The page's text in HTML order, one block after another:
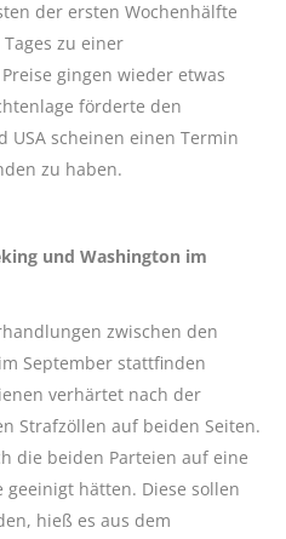
der ersten Wochenhälfte
zu einer
gingen wieder etwas
förderte den
USA scheinen einen Termin
zu haben.
und Washington im
zwischen den
September stattfinden
verhärtet nach der
Strafzöllen auf beiden Seiten.
die beiden Parteien auf eine
geeinigt hätten. Diese sollen
hieß es aus dem